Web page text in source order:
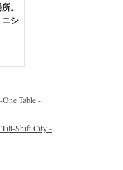
。
ニシ
Table -
Shift City -